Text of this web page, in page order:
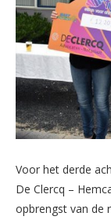
Voor het derde
De Clercq –
opbrengst van de